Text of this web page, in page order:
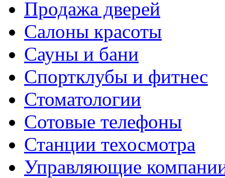
Продажа дверей
Салоны красоты
Сауны и бани
Спортклубы и фитнес
Стоматологии
Сотовые телефоны
Станции техосмотра
Управляющие